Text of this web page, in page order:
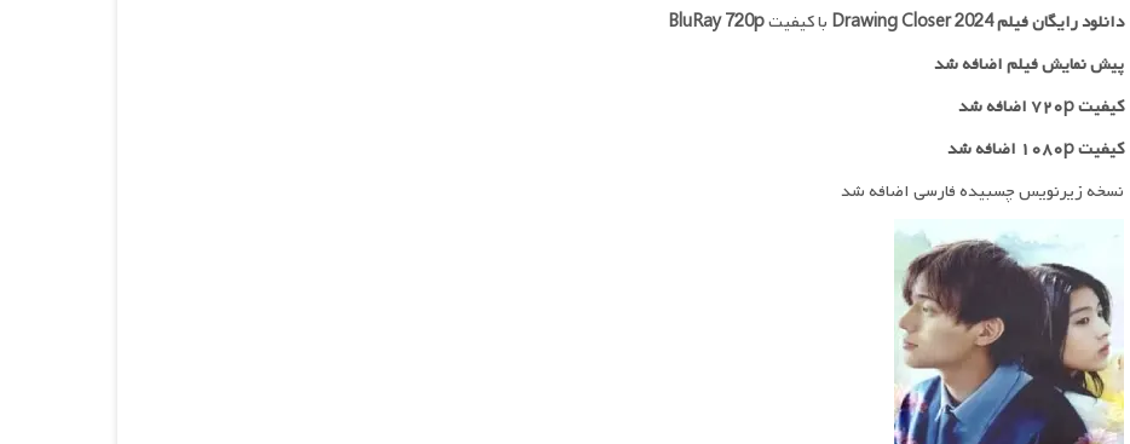
دانلود رایگان فیلمDrawing Closer 2024 با کیفیتBluRay 720p
پیش نمایش فیلم اضافه شد
کیفیت ۷۲۰p اضافه شد
کیفیت ۱۰۸۰p اضافه شد
نسخه زیرنویس چسبیده فارسی اضافه شد